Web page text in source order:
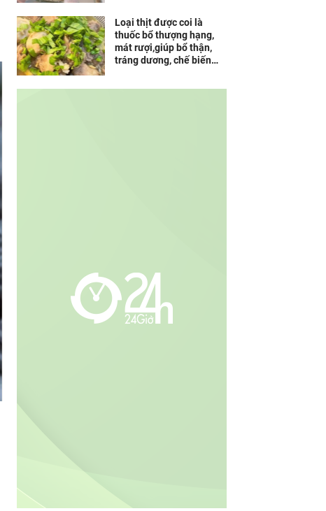
Loại thịt được coi là
thuốc bổ thượng hạng,
mát rượi,giúp bổ thận,
tráng dương, chế biến